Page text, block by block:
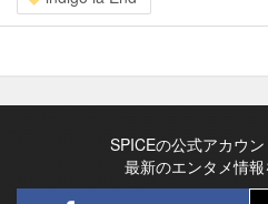
SPICEの公式アカウ
最新のエンタメ情